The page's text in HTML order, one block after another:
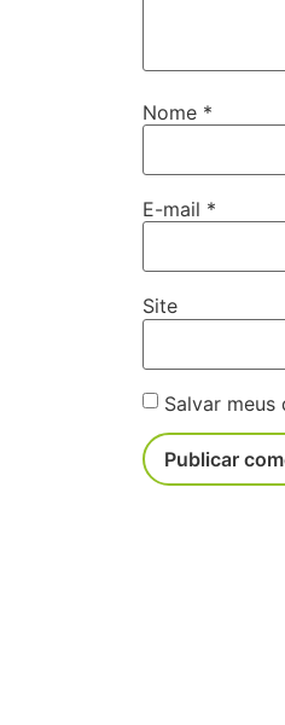
Nome *
E-mail *
Site
Salvar